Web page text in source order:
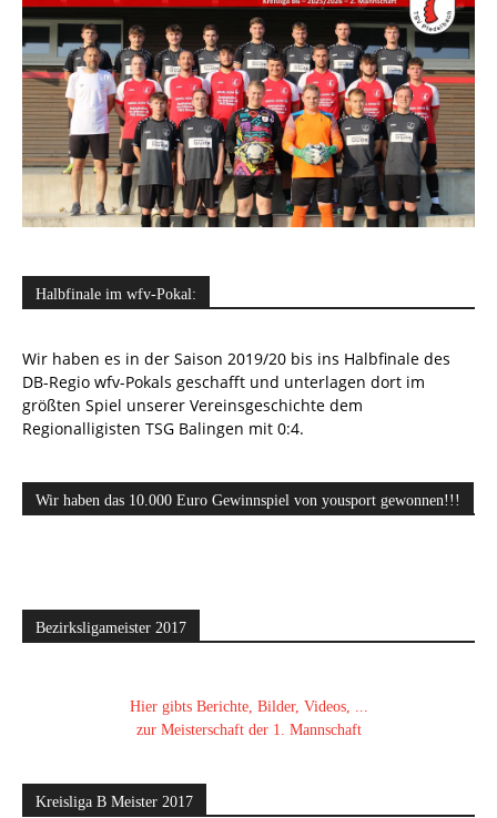
Halbfinale im wfv-Pokal:
Wir haben es in der Saison 2019/20 bis ins Halbfinale des
DB-Regio wfv-Pokals geschafft und unterlagen dort im
größten Spiel unserer Vereinsgeschichte dem
Regionalligisten TSG Balingen mit 0:4.
Wir haben das 10.000 Euro Gewinnspiel von yousport gewonnen!!!
Bezirksligameister 2017
Hier gibts Berichte, Bilder, Videos, ...
zur Meisterschaft der 1. Mannschaft
Kreisliga B Meister 2017